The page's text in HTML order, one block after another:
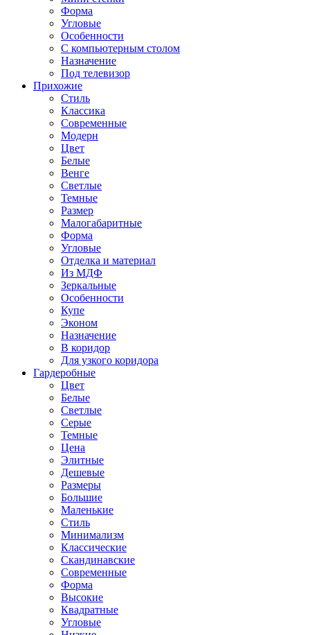
Форма
Угловые
Особенности
С компьютерным столом
Назначение
Под телевизор
Прихожие
Стиль
Классика
Современные
Модерн
Цвет
Белые
Венге
Светлые
Темные
Размер
Малогабаритные
Форма
Угловые
Отделка и материал
Из МДФ
Зеркальные
Особенности
Купе
Эконом
Назначение
В коридор
Для узкого коридора
Гардеробные
Цвет
Белые
Светлые
Серые
Темные
Цена
Элитные
Дешевые
Размеры
Большие
Маленькие
Стиль
Минимализм
Классические
Скандинавские
Современные
Форма
Высокие
Квадратные
Угловые